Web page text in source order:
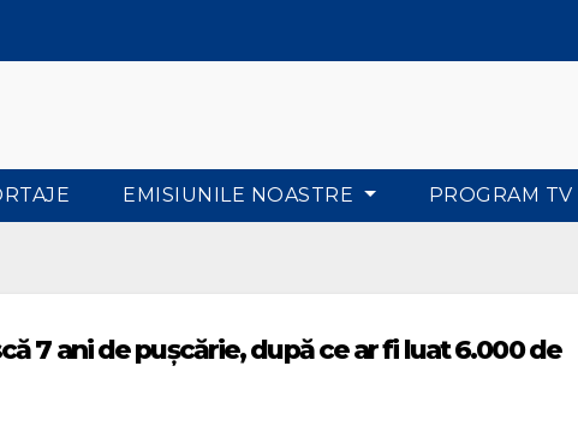
EMISIUNILE NOASTRE PROGRAM TV
7 ani de pușcărie, după ce ar fi luat 6.000 de